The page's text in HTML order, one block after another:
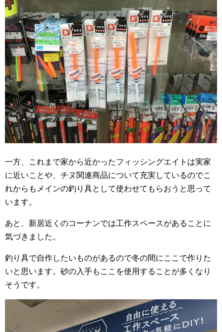
一方、これまで家から近かったフィッシングエイトは実家
に近いことや、チヌ関連商品について充実しているのでこ
れからもメインの釣り具として使わせてもらおうと思って
います。
あと、新居近くのコーナンでは工作スペースがあることに
気づきました。
釣り具で自作したいものがあるので冬の間にここで作りた
いと思います。砂の入手もここを使用することが多くなり
そうです。